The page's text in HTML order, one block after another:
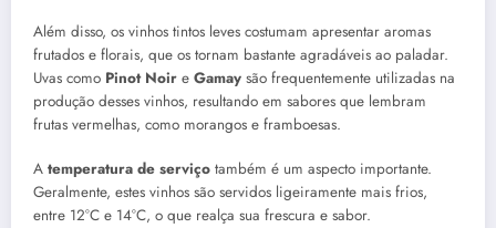
Além disso, os vinhos tintos leves costumam apresentar aromas
frutados e florais, que os tornam bastante agradáveis ao paladar.
Uvas como Pinot Noir e Gamay são frequentemente utilizadas na
produção desses vinhos, resultando em sabores que lembram
frutas vermelhas, como morangos e framboesas.
A temperatura de serviço também é um aspecto importante.
Geralmente, estes vinhos são servidos ligeiramente mais frios,
entre 12°C e 14°C, o que realça sua frescura e sabor.